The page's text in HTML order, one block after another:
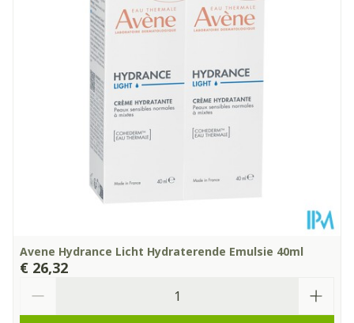
Hoeveelheid
Verpakking
30
Dieetbeperkingen Vegan
Kamertemperatuur (15°C
Avene Hydrance Licht Hydraterende Emulsie 40ml
€ 26,32